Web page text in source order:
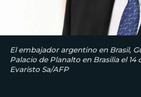
El embajador argentino en Brasil,
Palacio de Planalto en Brasilia el
Evaristo Sa/AFP